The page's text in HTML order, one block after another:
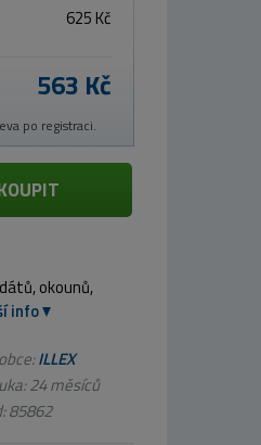
625 Kč
563 Kč
po registraci.
okounů,
info
ILLEX
24 měsíců
85862